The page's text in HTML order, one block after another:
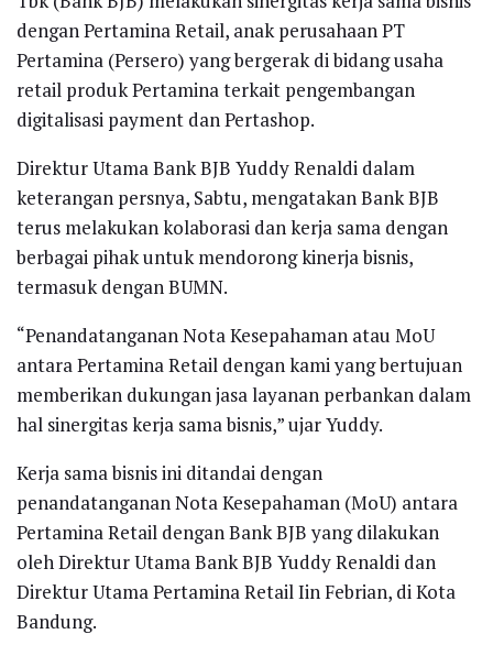
dengan Pertamina Retail, anak perusahaan PT
Pertamina (Persero) yang bergerak di bidang usaha
retail produk Pertamina terkait pengembangan
digitalisasi payment dan Pertashop.
Direktur Utama Bank BJB Yuddy Renaldi dalam
keterangan persnya, Sabtu, mengatakan Bank BJB
terus melakukan kolaborasi dan kerja sama dengan
berbagai pihak untuk mendorong kinerja bisnis,
termasuk dengan BUMN.
“Penandatanganan Nota Kesepahaman atau MoU
antara Pertamina Retail dengan kami yang bertujuan
memberikan dukungan jasa layanan perbankan dalam
hal sinergitas kerja sama bisnis,” ujar Yuddy.
Kerja sama bisnis ini ditandai dengan
penandatanganan Nota Kesepahaman (MoU) antara
Pertamina Retail dengan Bank BJB yang dilakukan
oleh Direktur Utama Bank BJB Yuddy Renaldi dan
Direktur Utama Pertamina Retail Iin Febrian, di Kota
Bandung.